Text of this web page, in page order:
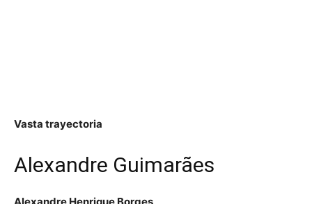
Vasta trayectoria
Alexandre Guimarães